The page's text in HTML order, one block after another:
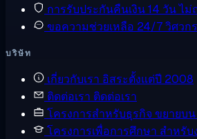
การรับประกันคืนเงิน14 วัน ไม่
ขอความช่วยเหลือ 24/7 วิศวก
บริษัท
เกี่ยวกับเรา อิสระตั้งแต่ปี 2008
ติดต่อเรา ติดต่อเรา
โครงการสำหรับธุรกิจ ขยายบ
โครงการเพื่อการศึกษา สำหรับ